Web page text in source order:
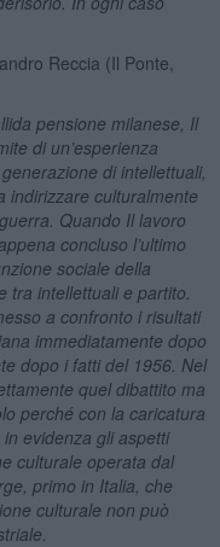
Reccia (Il Ponte,
pensione milanese, Il
di un’esperienza
di intellettuali,
indirizzare culturalmente
Quando Il lavoro
concluso l’ultimo
sociale della
tra intellettuali e partito.
a confronto i risultati
immediatamente dopo
dopo i fatti del 1956. Nel
quel dibattito ma
perché con la caricatura
evidenza gli aspetti
culturale operata dal
primo in Italia, che
culturale non può